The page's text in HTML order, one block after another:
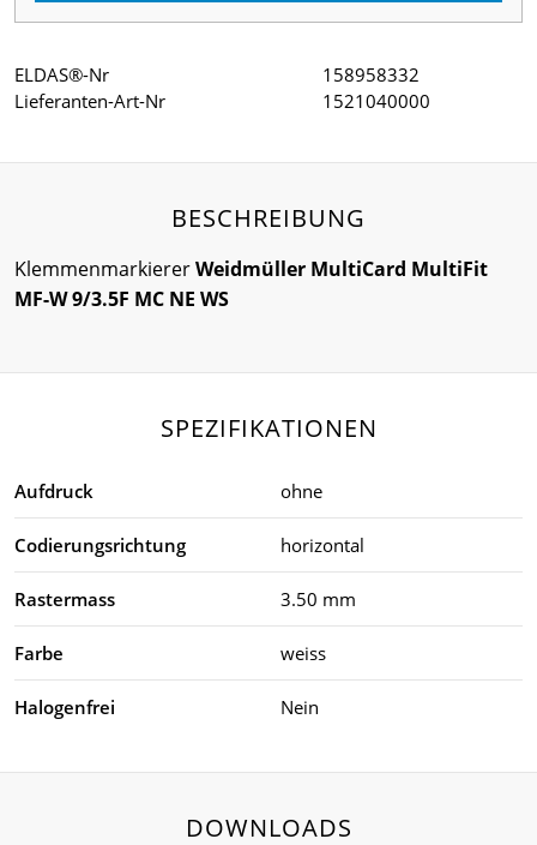
ELDAS®-Nr
158958332
Lieferanten-Art-Nr
1521040000
BESCHREIBUNG
KlemmenmarkiererWeidmüller MultiCard MultiFit
MF-W 9/3.5F MC NE WS
SPEZIFIKATIONEN
Aufdruck ohne
Codierungsrichtung horizontal
Rastermass 3.50 mm
Farbe weiss
Halogenfrei Nein
DOWNLOADS